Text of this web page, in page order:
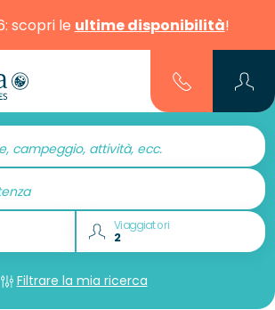
scopri le ultime disponibilità!
campeggio, attività, ecc.
Viaggiatori
Filtrare la mia ricerca